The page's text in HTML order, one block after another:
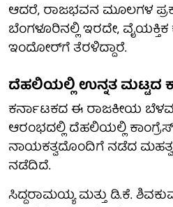
ಆದರೆ, ರಾಜಭವನ ಮೂಲಗಳ
ಬೆಂಗಳೂರಿನಲ್ಲಿ ಇರದೇ,
ಇಂದೋರ್‌ಗೆ ತೆರಳಿದ್ದಾರೆ.
ದೆಹಲಿಯಲ್ಲಿ ಉನ್ನತ ಮಟ್ಟದ
ಕರ್ನಾಟಕದ ಈ ರಾಜಕೀಯ
ಆರಂಭದಲ್ಲಿ ದೆಹಲಿಯಲ್ಲಿ ಕಾಂಗ್ರೆಸ್
ನಾಯಕತ್ವದೊಂದಿಗೆ ನಡೆದ
ನಡೆದಿದೆ.
ಸಿದ್ದರಾಮಯ್ಯ ಮತ್ತು ಡಿ.ಕೆ.